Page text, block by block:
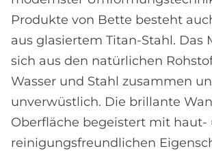
Produkte von Bette besteht
aus glasiertem Titan-Stahl. Das
sich aus den natürlichen
Wasser und Stahl zusammen
unverwüstlich. Die brillante
Oberfläche begeistert mit haut-
reinigungsfreundlichen